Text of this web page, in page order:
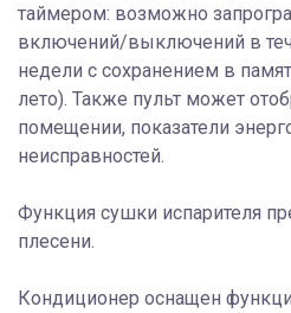
таймером: возможно
включений/выключений в
недели с сохранением в
лето). Также пульт может
помещении, показатели
неисправностей.
Функция сушки испарителя
плесени.
Кондиционер оснащен